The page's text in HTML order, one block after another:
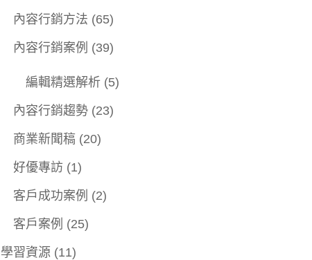
內容行銷方法 (65)
內容行銷案例 (39)
編輯精選解析 (5)
內容行銷趨勢 (23)
商業新聞稿 (20)
好優專訪 (1)
客戶成功案例 (2)
客戶案例 (25)
學習資源 (11)